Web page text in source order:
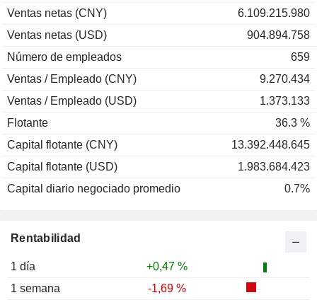
Rentabilidad
1 día
+0,47 %
1 semana
-1,69 %
Ventas netas (CNY)
6.109.215.980
Ventas netas (USD)
904.894.758
Número de empleados
659
Ventas / Empleado (CNY)
9.270.434
Ventas / Empleado (USD)
1.373.133
Flotante
36.3 %
Capital flotante (CNY)
13.392.448.645
Capital flotante (USD)
1.983.684.423
Capital diario negociado promedio
0.7%